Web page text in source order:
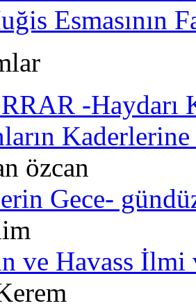
Esmasının
-Haydarı
özcan
Gece-
ve Havass İlmi